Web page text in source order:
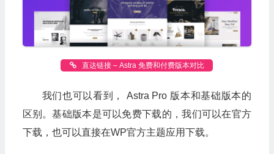
直达链接 – Astra 免费和付费版本对比
我们也可以看到， Astra Pro 版本和基础版本的
区别。基础版本是可以免费下载的，我们可以在官方
下载，也可以直接在WP官方主题应用下载。